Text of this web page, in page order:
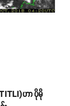
ဟာ ပိုမို